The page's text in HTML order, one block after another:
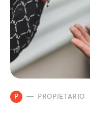
P PROPIETARIO